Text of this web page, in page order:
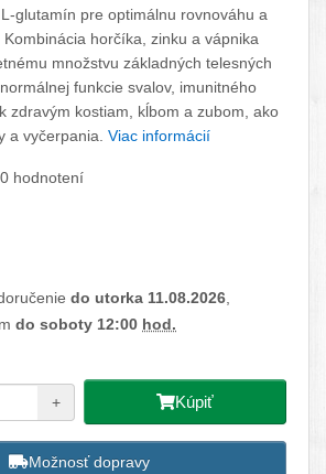
glutamín pre optimálnu rovnováhu a
horčíka, zinku a vápnika
množstvu základných telesných
funkcie svalov, imunitného
zdravým kostiam, kĺbom a zubom, ako
a vyčerpania. Viac informácií
0 hodnotení
do utorka 11.08.2026
do soboty 12:00 hod.
+ Kúpiť
Možnosť dopravy